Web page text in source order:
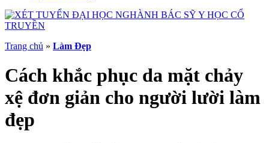
Trang chủ » Làm Đẹp
Cách khắc phục da mặt chảy
xệ đơn giản cho người lười làm
đẹp